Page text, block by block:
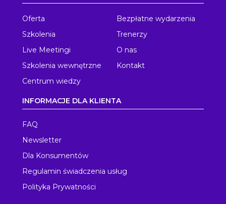
Oferta
Szkolenia
Live Meetingi
Szkolenia wewnętrzne
Centrum wiedzy
Bezpłatne wydarzenia
Trenerzy
O nas
Kontakt
INFORMACJE DLA KLIENTA
FAQ
Newsletter
Dla Konsumentów
Regulamin świadczenia usług
Polityka Prywatności